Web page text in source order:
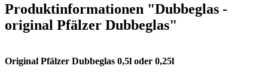
Produktinformationen "Dubbeglas -
original Pfälzer Dubbeglas"
Original Pfälzer Dubbeglas 0,5l oder 0,25l